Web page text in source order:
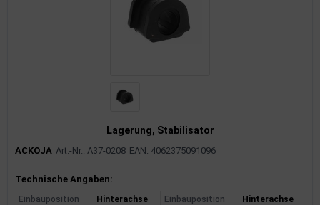
Lagerung, Stabilisator
ACKOJA Art.-Nr.: A37-0208 EAN: 4062375091096
Produktinformationen
Technische Angaben:
Einbauposition
Hinterachse
Einbauposition
Hinterachse